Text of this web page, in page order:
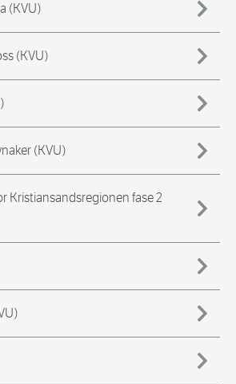
(KVU)
(KVU)
(KVU)
Kristiansandsregionen fase 2